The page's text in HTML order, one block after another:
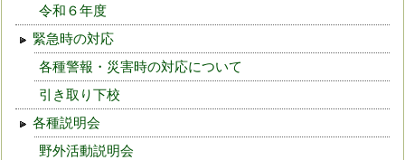
令和６年度
緊急時の対応
各種警報・災害時の対応について
引き取り下校
各種説明会
野外活動説明会